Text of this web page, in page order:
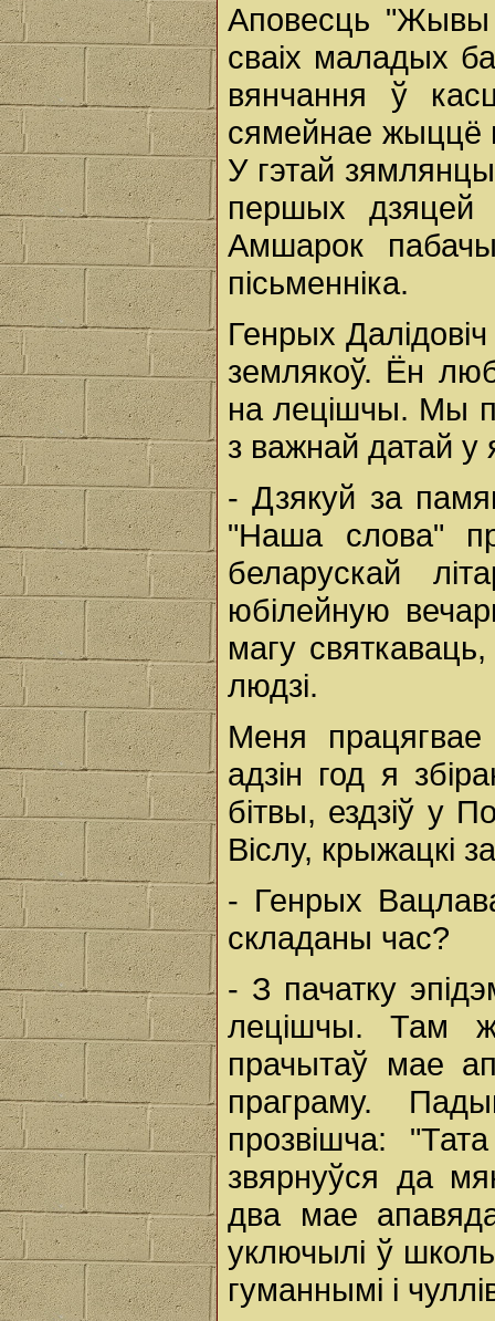
Аповесць "Жывы
сваіх маладых
вянчання ў
сямейнае жыццё
У гэтай зямлянцы
першых дзяцей
Амшарок
пісьменніка.
Генрых
землякоў. Ён
на лецішчы. Мы
з важнай датай у
- Дзякуй за
"Наша слова"
беларускай
юбілейную
магу
людзі.
Меня працягвае
адзін год я
бітвы, ездзіў у
Віслу, крыжацкі
- Генрых
складаны час?
- З пачатку
лецішчы. Там
прачытаў мае
праграму.
прозвішча:
звярнуўся да
два мае
уключылі ў
гуманнымі і